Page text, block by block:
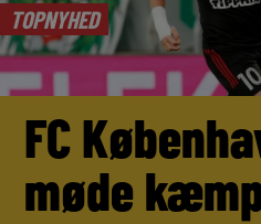
TOPNYHED
FC
møde